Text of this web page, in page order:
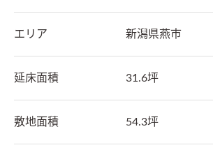
エリア 新潟県燕市
延床面積 31.6坪
敷地面積 54.3坪